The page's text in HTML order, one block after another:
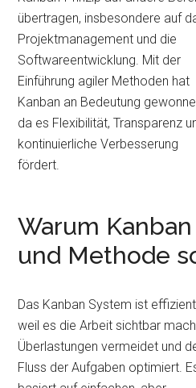
übertragen, insbesondere auf
Projektmanagement und die
Softwareentwicklung. Mit der
Einführung agiler Methoden hat
Kanban an Bedeutung
da es Flexibilität, Transparenz
kontinuierliche Verbesserung
fördert.
Warum
und Methode
Das Kanban System ist
weil es die Arbeit sichtbar
Überlastungen vermeidet und
Fluss der Aufgaben optimiert.